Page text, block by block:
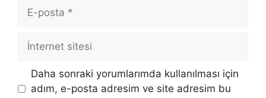
posta
İnternet
Daha sonraki yorumlarımda kullanılması için
adım, e-posta adresim ve site adresim bu